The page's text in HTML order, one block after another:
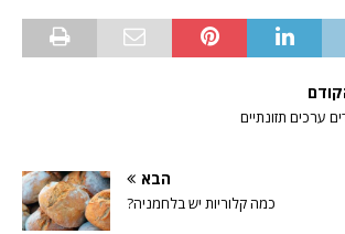
ערכים תזונתיים
הבא
כמה קלוריות יש בלחמניה?